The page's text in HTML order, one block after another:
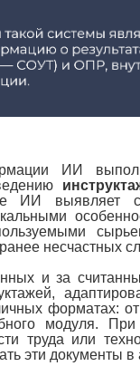
ИИ
ИИ выявляет
несчастных
и за
форматах: от
модуля. При
труда или
эти документы в